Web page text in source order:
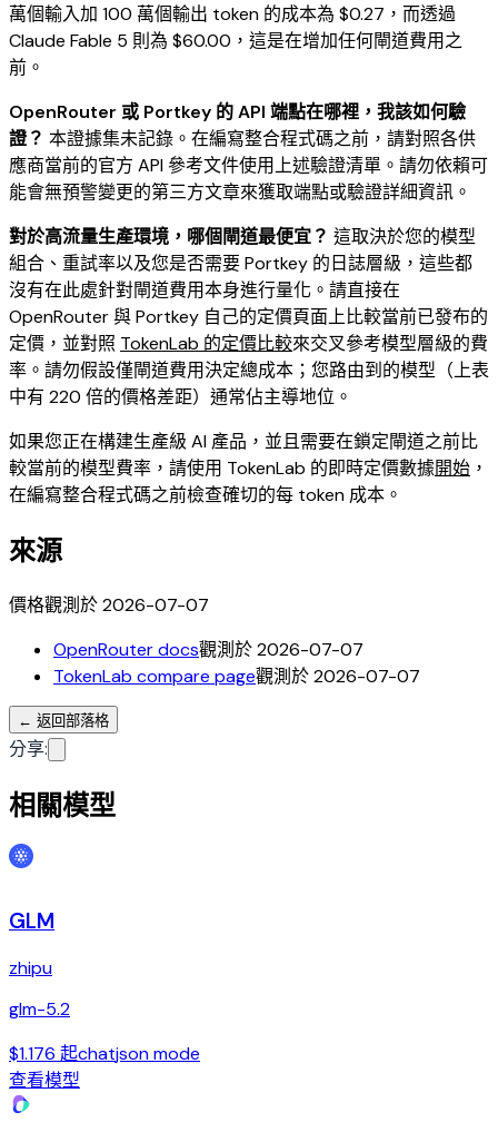
萬個輸入加 100 萬個輸出 token 的成本為 $0.27，而透過
Claude Fable 5 則為 $60.00，這是在增加任何閘道費用之
前。
OpenRouter 或 Portkey 的 API 端點在哪裡，我該如何驗
證？ 本證據集未記錄。在編寫整合程式碼之前，請對照各供
應商當前的官方 API 參考文件使用上述驗證清單。請勿依賴可
能會無預警變更的第三方文章來獲取端點或驗證詳細資訊。
對於高流量生產環境，哪個閘道最便宜？ 這取決於您的模型
組合、重試率以及您是否需要 Portkey 的日誌層級，這些都
沒有在此處針對閘道費用本身進行量化。請直接在
OpenRouter 與 Portkey 自己的定價頁面上比較當前已發布的
定價，並對照 TokenLab 的定價比較來交叉參考模型層級的費
率。請勿假設僅閘道費用決定總成本；您路由到的模型（上表
中有 220 倍的價格差距）通常佔主導地位。
如果您正在構建生產級 AI 產品，並且需要在鎖定閘道之前比
較當前的模型費率，請使用 TokenLab 的即時定價數據開始 ，
在編寫整合程式碼之前檢查確切的每 token 成本。
來源
價格觀測於 2026-07-07
OpenRouter docs觀測於 2026-07-07
TokenLab compare page觀測於 2026-07-07
← 返回部落格
分享:
相關模型
GLM
zhipu
glm-5.2
$1.176 起chatjson mode
查看模型